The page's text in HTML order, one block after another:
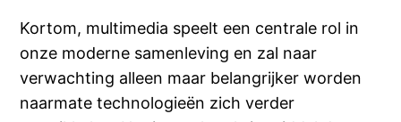
Kortom, multimedia speelt een centrale rol in
onze moderne samenleving en zal naar
verwachting alleen maar belangrijker worden
naarmate technologieën zich verder